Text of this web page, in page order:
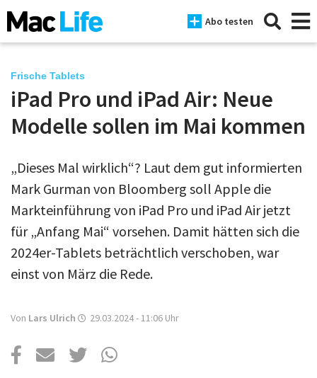
Abo testen
News
Mac
iPad
Tests
Tipps
Über uns
Podcast
Frische Tablets
iPad Pro und iPad Air: Neue
Modelle sollen im Mai kommen
„Dieses Mal wirklich“? Laut dem gut informierten
Mark Gurman von Bloomberg soll Apple die
Markteinführung von iPad Pro und iPad Air jetzt
für „Anfang Mai“ vorsehen. Damit hätten sich die
2024er-Tablets beträchtlich verschoben, war
einst von März die Rede.
Von Lars Ulrich 29.03.2024 - 11:06 Uhr